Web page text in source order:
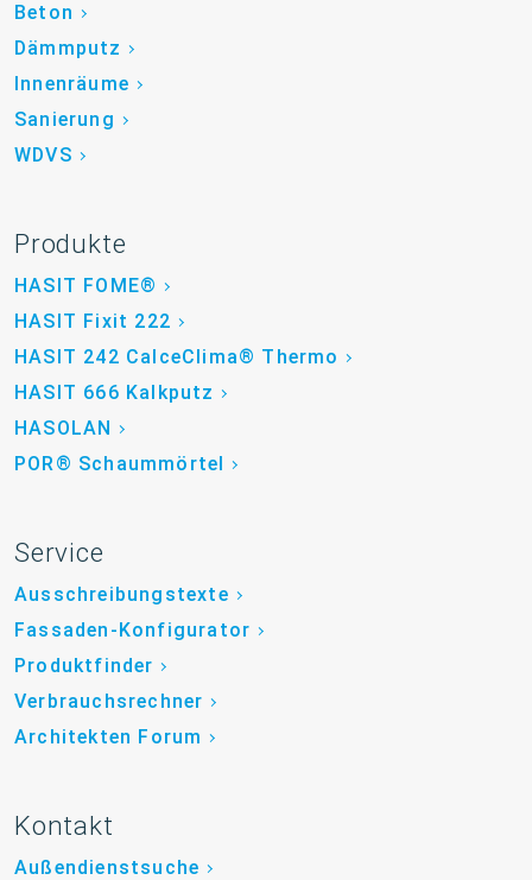
Beton
Dämmputz
Innenräume
Sanierung
WDVS
Produkte
HASIT FOME®
HASIT Fixit 222
HASIT 242 CalceClima® Thermo
HASIT 666 Kalkputz
HASOLAN
POR® Schaummörtel
Service
Ausschreibungstexte
Fassaden-Konfigurator
Produktfinder
Verbrauchsrechner
Architekten Forum
Kontakt
Außendienstsuche